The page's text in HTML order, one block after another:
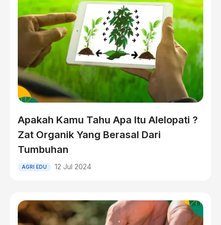
Apakah Kamu Tahu Apa Itu Alelopati ?
Zat Organik Yang Berasal Dari
Tumbuhan
AGRI EDU 12 Jul 2024